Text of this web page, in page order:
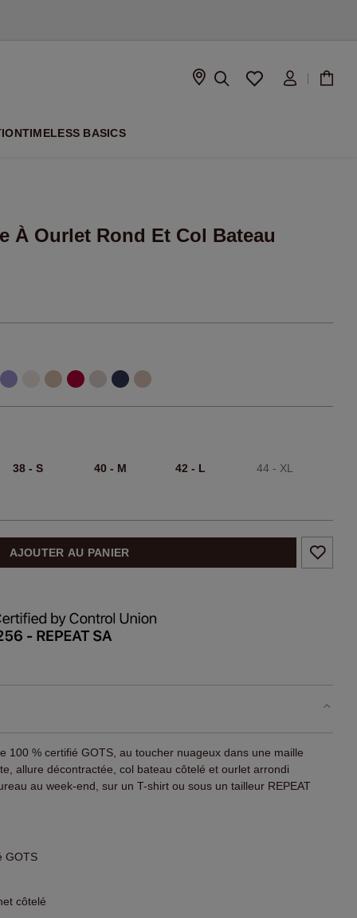
VENIR
TIMELESS BASICS
À Ourlet Rond Et Col Bateau
38 - S 40 - M 42 - L 44 - XL
AJOUTER AU PANIER
100 % certifié GOTS, au toucher nuageux dans une maille
allure décontractée, col bateau côtelé et ourlet arrondi
au week-end, sur un T-shirt ou sous un tailleur REPEAT
GOTS
côtelé